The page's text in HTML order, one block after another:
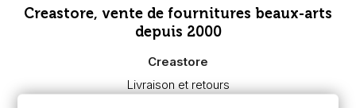
Creastore, vente de fournitures beaux-arts
depuis 2000
Creastore
Livraison et retours